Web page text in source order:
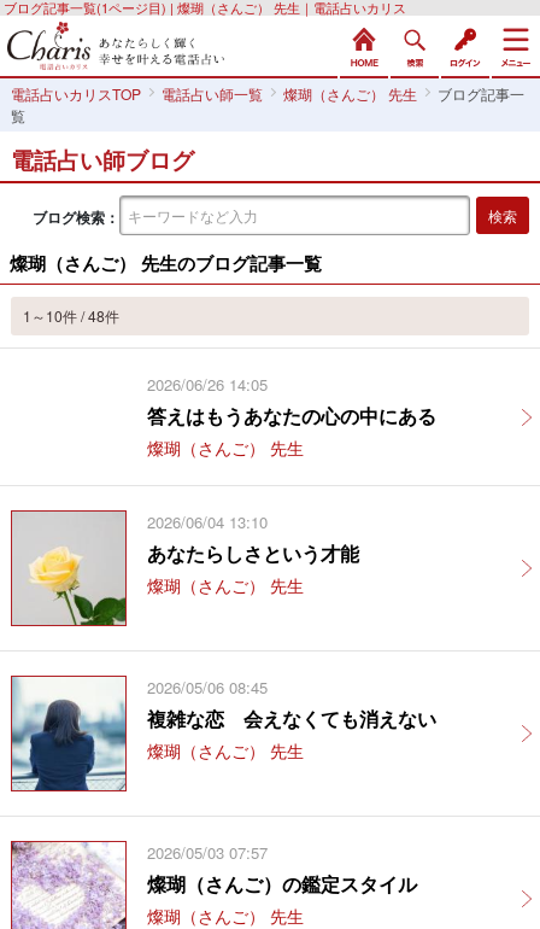
ブログ記事一覧(1ページ目) | 燦瑚（さんご） 先生｜電話占いカリス
電話占いカリスTOP 電話占い師一覧 燦瑚（さんご） 先生
ブログ記事一
覧
電話占い師ブログ
ブログ検索：
燦瑚（さんご） 先生のブログ記事一覧
1～10件 / 48件
2026/06/26 14:05
答えはもうあなたの心の中にある
燦瑚（さんご） 先生
2026/06/04 13:10
あなたらしさという才能
燦瑚（さんご） 先生
2026/05/06 08:45
複雑な恋 会えなくても消えない
燦瑚（さんご） 先生
2026/05/03 07:57
燦瑚（さんご）の鑑定スタイル
燦瑚（さんご） 先生